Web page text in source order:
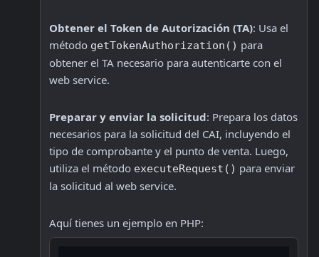
Obtener el Token de Autorización (TA): Usa el
método getTokenAuthorization() para
obtener el TA necesario para autenticarte con el
web service.
Preparar y enviar la solicitud: Prepara los datos
necesarios para la solicitud del CAI, incluyendo el
tipo de comprobante y el punto de venta. Luego,
utiliza el método executeRequest() para enviar
la solicitud al web service.
Aquí tienes un ejemplo en PHP: